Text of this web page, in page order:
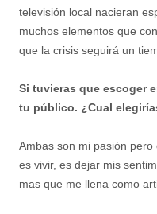
televisión local nacieran
muchos elementos que
que la crisis seguirá un
Si tuvieras que escoger
tu público. ¿Cual
Ambas son mi pasión
es vivir, es dejar mis
mas que me llena como